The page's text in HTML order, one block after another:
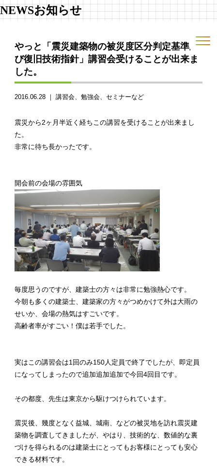
NEWSお知らせ
やっと「震災建築物の被災度区分判定基準及
び復旧技術指針」講習会受けることが出来ま
した。
2016.06.28 ｜講習会、勉強会、セミナーなど
震災から2ヶ月半近く経ちこの講習を受けることが出来まし
た。
非常に待ち長かったです。
開会前の会場の雰囲気
毎度思うのですが、建築士の方々は非常に勉強熱心です。
今朝も多くの建築士、建築家の方々がつめかけて外は大雨の
せいか、会場の熱気はすごいです。
高齢者率がすごい！僕は若手でした。
実はこの講習会は1回のみ150人定員で終了でしたが、即定員
になってしまったので追加追加追加で今回4回目です。
その都度、先生は東京から駆けつけられています。
震災後、幾度となく益城、城南、などの被災地を訪れ震災建
築物を調査してきましたが、やはり、技術的な、数値的な裏
づけを得られるのは建築士にとってもお客様にとっても安心
できる材料です。